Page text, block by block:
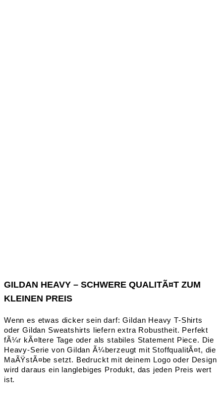
GILDAN HEAVY – SCHWERE QUALITÃ¤T ZUM
KLEINEN PREIS
Wenn es etwas dicker sein darf: Gildan Heavy T-Shirts
oder Gildan Sweatshirts liefern extra Robustheit. Perfekt
fÃ¼r kÃ¤ltere Tage oder als stabiles Statement Piece. Die
Heavy-Serie von Gildan Ã¼berzeugt mit StoffqualitÃ¤t, die
MaÃŸstÃ¤be setzt. Bedruckt mit deinem Logo oder Design
wird daraus ein langlebiges Produkt, das jeden Preis wert
ist.